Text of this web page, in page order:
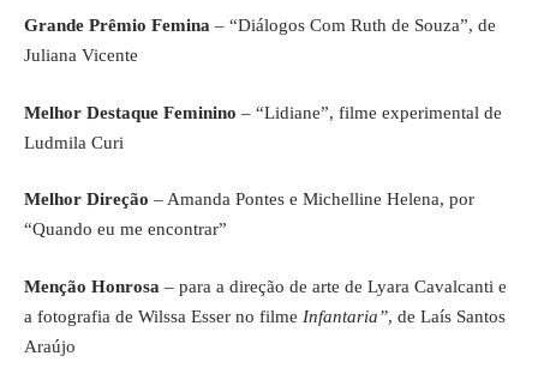
Grande Prêmio Femina – “Diálogos Com Ruth de Souza”, de
Juliana Vicente
Melhor Destaque Feminino – “Lidiane”, filme experimental de
Ludmila Curi
Melhor Direção – Amanda Pontes e Michelline Helena, por
“Quando eu me encontrar”
Menção Honrosa – para a direção de arte de Lyara Cavalcanti e
a fotografia de Wilssa Esser no filme Infantaria”, de Laís Santos
Araújo